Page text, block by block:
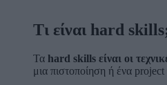
Τι είναι hard
Τα hard skills είναι οι
μια πιστοποίηση ή ένα